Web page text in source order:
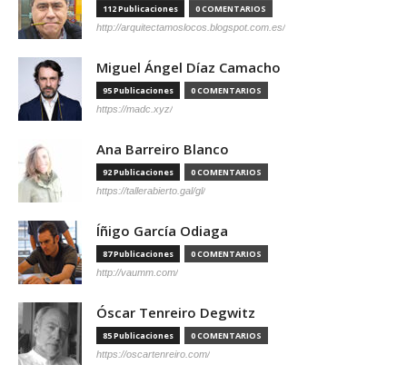
112 Publicaciones 0 COMENTARIOS
http://arquitectamoslocos.blogspot.com.es/
Miguel Ángel Díaz Camacho
95 Publicaciones 0 COMENTARIOS
https://madc.xyz/
Ana Barreiro Blanco
92 Publicaciones 0 COMENTARIOS
https://tallerabierto.gal/gl/
Íñigo García Odiaga
87 Publicaciones 0 COMENTARIOS
http://vaumm.com/
Óscar Tenreiro Degwitz
85 Publicaciones 0 COMENTARIOS
https://oscartenreiro.com/